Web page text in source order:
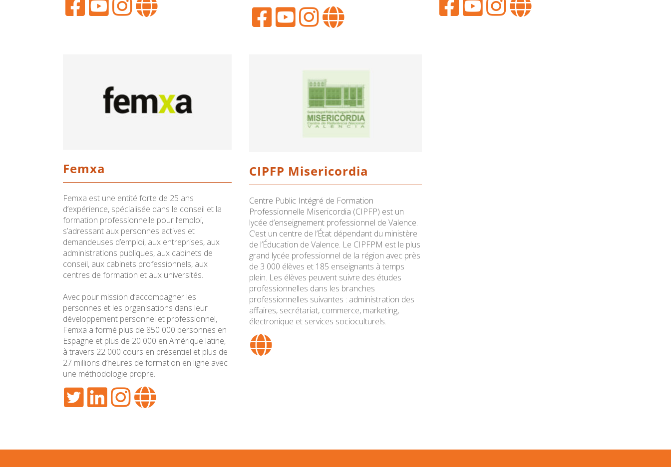
Femxa
Femxa est une entité forte de 25 ans
d’expérience, spécialisée dans le conseil et la
formation professionnelle pour l’emploi,
s’adressant aux personnes actives et
demandeuses d’emploi, aux entreprises, aux
administrations publiques, aux cabinets de
conseil, aux cabinets professionnels, aux
centres de formation et aux universités.
Avec pour mission d’accompagner les
personnes et les organisations dans leur
développement personnel et professionnel,
Femxa a formé plus de 850 000 personnes en
Espagne et plus de 20 000 en Amérique latine,
à travers 22 000 cours en présentiel et plus de
27 millions d’heures de formation en ligne avec
une méthodologie propre.
CIPFP Misericordia
Centre Public Intégré de Formation
Professionnelle Misericordia (CIPFP) est un
lycée d’enseignement professionnel de Valence.
C’est un centre de l’État dépendant du ministère
de l’Éducation de Valence. Le CIPFPM est le plus
grand lycée professionnel de la région avec près
de 3 000 élèves et 185 enseignants à temps
plein. Les élèves peuvent suivre des études
professionnelles dans les branches
professionnelles suivantes : administration des
affaires, secrétariat, commerce, marketing,
électronique et services socioculturels.